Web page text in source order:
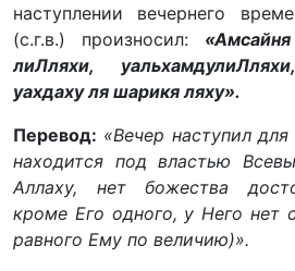
наступлении вечернего
(с.г.в.) произносил:
лиЛляхи,
уахдаху ля шарикя ляху».
Перевод: «Вечер наступил
находится под властью
Аллаху, нет божества
кроме Его одного, у Него нет
равного Ему по величию)».